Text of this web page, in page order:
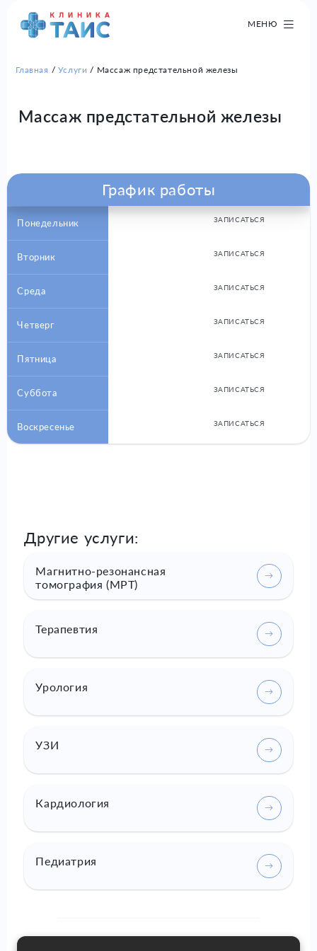
МЕНЮ
Главная Услуги Массаж предстательной железы
Массаж предстательной железы
График работы
Понедельник ЗАПИСАТЬСЯ
Вторник ЗАПИСАТЬСЯ
Среда ЗАПИСАТЬСЯ
Четверг ЗАПИСАТЬСЯ
Пятница ЗАПИСАТЬСЯ
Суббота ЗАПИСАТЬСЯ
Воскресенье ЗАПИСАТЬСЯ
Другие услуги:
Магнитно-резонансная
томография (МРТ)
Терапевтия
Урология
УЗИ
Кардиология
Педиатрия